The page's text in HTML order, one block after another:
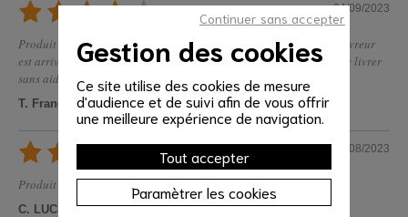
Gestion des cookies
Ce site utilise des cookies de mesure
d'audience et de suivi afin de vous offrir
une meilleure expérience de navigation.
Tout accepter
Paramètrer les cookies
Continuer sans accepter
04/09/2023
Produit conforme à l'attente par contre problème de livraison, le livreur
est arrivé sans prévenir a l'avance et était seul sans être capable de livrer
sans aide.
T. Francois
10/08/2023
Produit conforme
C. LUC